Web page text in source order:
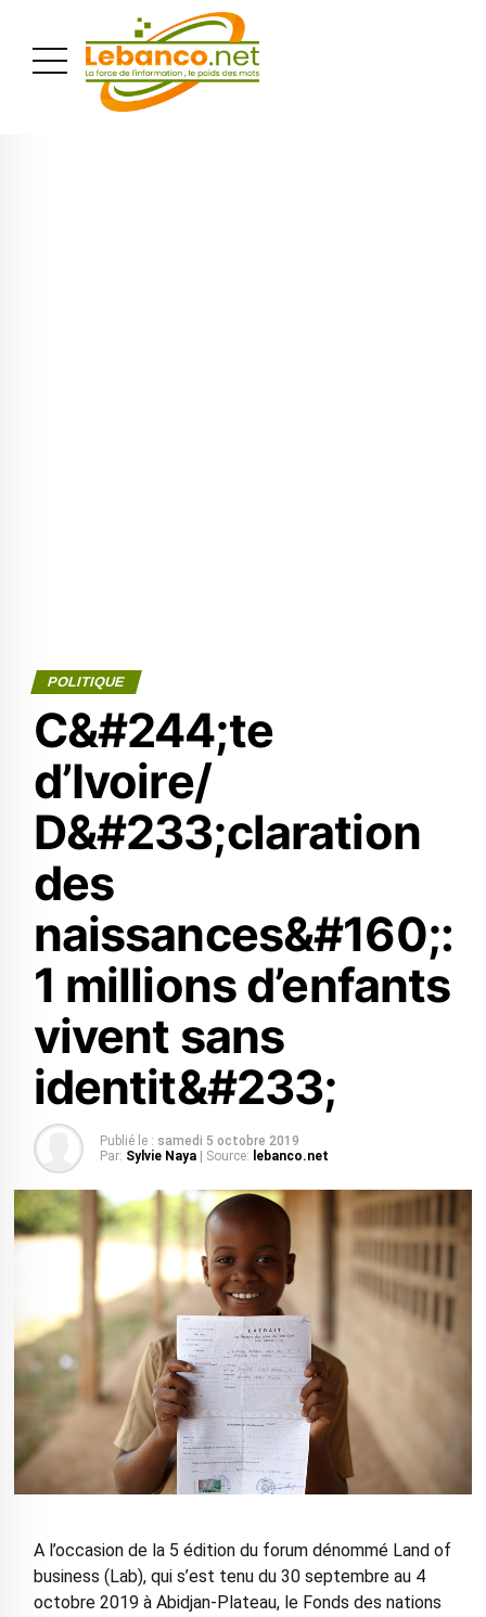
POLITIQUE
C&#244;te
d’Ivoire/
D&#233;claration
des
naissances&#160;:
1 millions d’enfants
vivent sans
identit&#233;
Publié le : samedi 5 octobre 2019
Par: Sylvie Naya | Source: lebanco.net
A l’occasion de la 5 édition du forum dénommé Land of
business (Lab), qui s’est tenu du 30 septembre au 4
octobre 2019 à Abidjan-Plateau, le Fonds des nations